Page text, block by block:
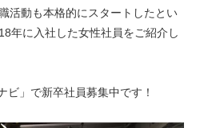
活動も本格的にスタートしたとい
年に入社した女性社員をご紹介し
」で新卒社員募集中です！